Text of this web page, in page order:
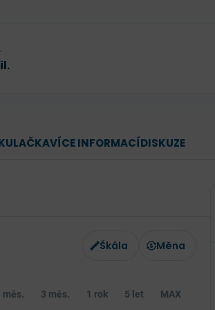
VÍCE INFORMACÍDISKUZE
Škála Měna
měs. 3 měs. 1 rok 5 let MAX